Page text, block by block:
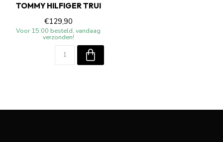
TOMMY HILFIGER TRUI
€129,90
Voor 15:00 besteld, vandaag
verzonden!